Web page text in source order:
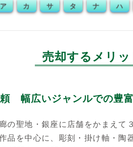
ア カ サ タ ナ ハ
売却するメリッ
幅広いジャンルでの豊
の聖地・銀座に店舗をかまえて
品を中心に、彫刻・掛け軸・陶